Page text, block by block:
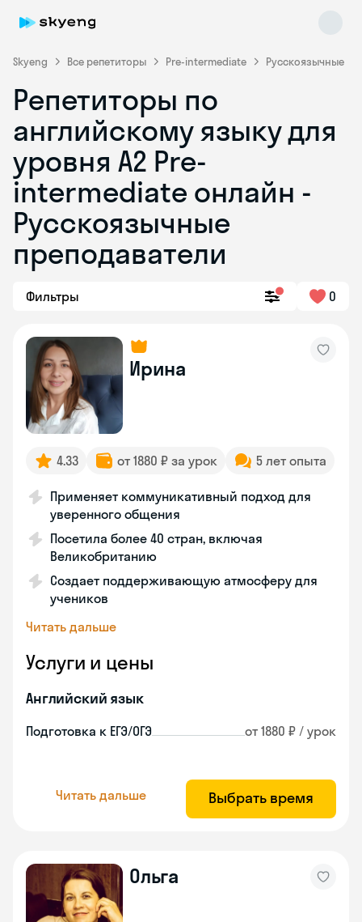
Skyeng Все репетиторы Pre-intermediate Русскоязычные
Репетиторы по
английскому языку для
уровня A2 Pre-
intermediate онлайн -
Русскоязычные
преподаватели
Фильтры 0
Ирина
4.33 от 1880 ₽ за урок 5 лет опыта
Применяет коммуникативный подход для
уверенного общения
Посетила более 40 стран, включая
Великобританию
Создает поддерживающую атмосферу для
учеников
Читать дальше
Услуги и цены
Английский язык
Подготовка к ЕГЭ/ОГЭ от 1880 ₽ / урок
Читать дальше Выбрать время
Ольга
online